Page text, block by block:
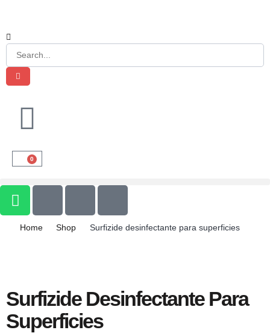
0
Home Shop Surfizide desinfectante para superficies
Surfizide Desinfectante Para
Superficies